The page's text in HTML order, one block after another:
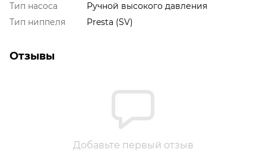
Тип насоса
Ручной высокого давления
Тип ниппеля
Presta (SV)
Отзывы
Добавьте первый отзыв